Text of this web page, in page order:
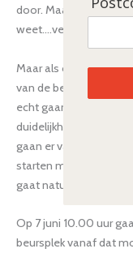
door. Maar wat
weet….veel
Maar als organisatie
van de beursplaatsen
echt gaan opstarten,
duidelijkheid is. Wij
gaan er van uit dat
starten met ons
gaat natuurlijk niet
Op 7 juni 10.00 uur
beursplek vanaf dat